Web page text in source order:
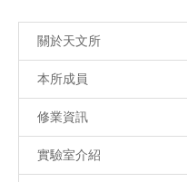
關於天文所
本所成員
修業資訊
實驗室介紹